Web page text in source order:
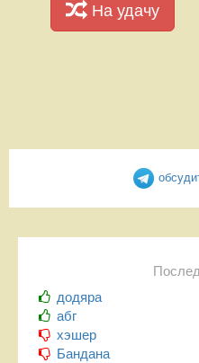
На удачу
додяра
абг
хэшер
Бандана